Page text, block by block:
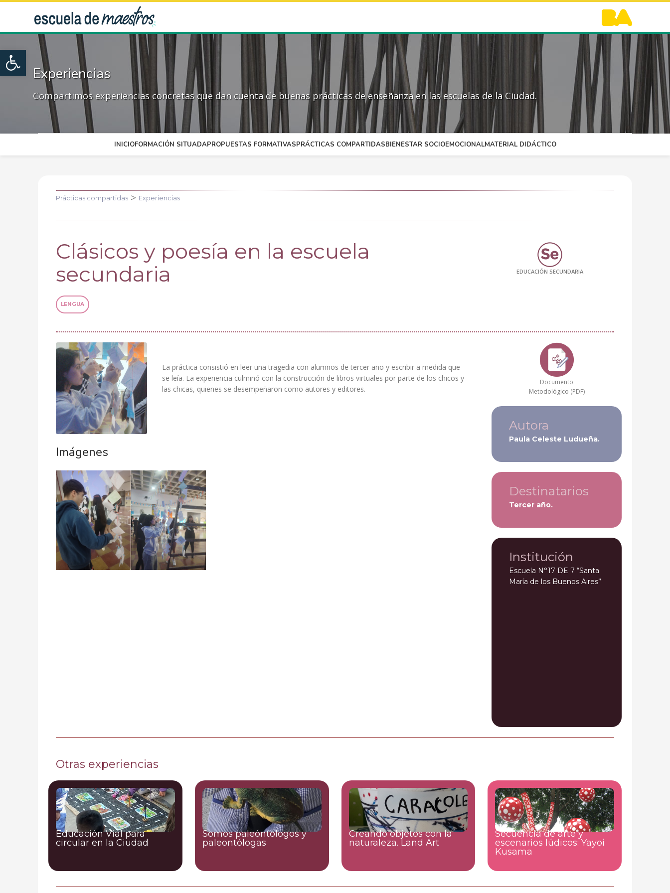
Open toolbar
Experiencias
Compartimos experiencias concretas que dan cuenta de buenas prácticas de enseñanza en las escuelas de la Ciudad.
INICIOFORMACIÓN SITUADAPROPUESTAS FORMATIVASPRÁCTICAS COMPARTIDASBIENESTAR SOCIOEMOCIONALMATERIAL DIDÁCTICO
Prácticas compartidas> Experiencias
Clásicos y poesía en la escuela
secundaria
LENGUA
EDUCACIÓN SECUNDARIA
La práctica consistió en leer una tragedia con alumnos de tercer año y escribir a medida que
se leía. La experiencia culminó con la construcción de libros virtuales por parte de los chicos y
las chicas, quienes se desempeñaron como autores y editores.
Imágenes
Documento
Metodológico (PDF)
Autora
Paula Celeste Ludueña.
Destinatarios
Tercer año.
Institución
Escuela N°17 DE 7 “Santa
María de los Buenos Aires”
Otras experiencias
Educación Vial para
circular en la Ciudad
Somos paleóntologos y
paleontólogas
Creando objetos con la
naturaleza. Land Art
Secuencia de arte y
escenarios lúdicos: Yayoi
Kusama